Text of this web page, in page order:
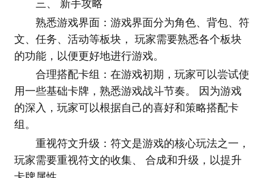
三、 新手攻略
熟悉游戏界面：游戏界面分为角色、背包、符
文、任务、活动等板块， 玩家需要熟悉各个板块
的功能，以便更好地进行游戏。
合理搭配卡组：在游戏初期，玩家可以尝试使
用一些基础卡牌，熟悉游戏战斗节奏。 因为游戏
的深入，玩家可以根据自己的喜好和策略搭配卡
组。
重视符文升级：符文是游戏的核心玩法之一，
玩家需要重视符文的收集、 合成和升级，以提升